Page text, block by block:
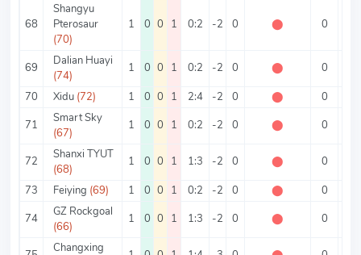
68
Shangyu
Pterosaur
(70)
1 0 0 1 0:2 -2 0 ⬤ 0
69
Dalian Huayi
(74)
1 0 0 1 0:2 -2 0 ⬤ 0
70
Xidu (72) 1 0 0 1 2:4 -2 0 ⬤ 0
71
Smart Sky
(67)
1 0 0 1 0:2 -2 0 ⬤ 0
72
Shanxi TYUT
(68)
1 0 0 1 1:3 -2 0 ⬤ 0
73
Feiying (69) 1 0 0 1 0:2 -2 0 ⬤ 0
74
GZ Rockgoal
(66)
1 0 0 1 1:3 -2 0 ⬤ 0
Changxing